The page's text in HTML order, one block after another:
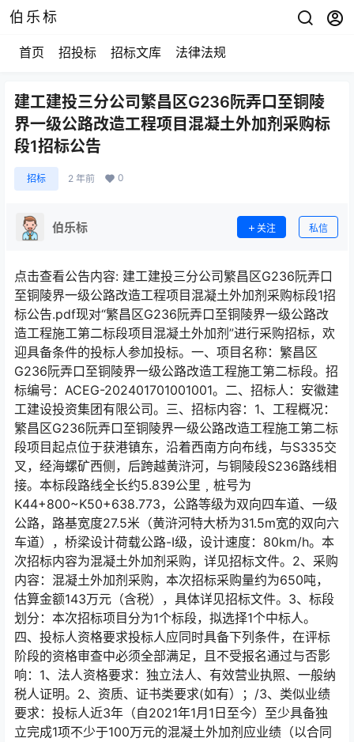
伯乐标
首页 招投标 招标文库 法律法规
建工建投三分公司繁昌区G236阮弄口至铜陵
界一级公路改造工程项目混凝土外加剂采购标
段1招标公告
招标 2 年前 0
伯乐标 关注 私信
点击查看公告内容: 建工建投三分公司繁昌区G236阮弄口
至铜陵界一级公路改造工程项目混凝土外加剂采购标段1招
标公告.pdf现对“繁昌区G236阮弄口至铜陵界一级公路改
造工程施工第二标段项目混凝土外加剂”进行采购招标，欢
迎具备条件的投标人参加投标。一、项目名称：繁昌区
G236阮弄口至铜陵界一级公路改造工程施工第二标段。招
标编号：ACEG-202401701001001。二、招标人：安徽建
工建设投资集团有限公司。三、招标内容：1、工程概况：
繁昌区G236阮弄口至铜陵界一级公路改造工程施工第二标
段项目起点位于获港镇东，沿着西南方向布线，与S335交
叉，经海螺矿西侧，后跨越黄浒河，与铜陵段S236路线相
接。本标段路线全长约5.839公里﹐桩号为
K44+800~K50+638.773，公路等级为双向四车道、一级
公路，路基宽度27.5米（黄浒河特大桥为31.5m宽的双向六
车道），桥梁设计荷载公路-Ⅰ级，设计速度：80km/h。本
次招标内容为混凝土外加剂采购，详见招标文件。2、采购
内容：混凝土外加剂采购，本次招标采购量约为650吨，
估算金额143万元（含税），具体详见招标文件。3、标段
划分：本次招标项目分为1个标段，拟选择1个中标人。
四、投标人资格要求投标人应同时具备下列条件，在评标
阶段的资格审查中必须全部满足，且不受报名通过与否影
响：1、法人资格要求：独立法人、有效营业执照、一般纳
税人证明。2、资质、证书类要求(如有）；/3、类似业绩
要求：投标人近3年（自2021年1月1日至今）至少具备独
立完成1项不少于100万元的混凝土外加剂应业绩（以合同